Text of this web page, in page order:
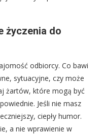
życzenia do
odbiorcy. Co bawi
sytuacyjne, czy może
żartów, które mogą być
Jeśli nie masz
ciepły humor.
a nie wprawienie w